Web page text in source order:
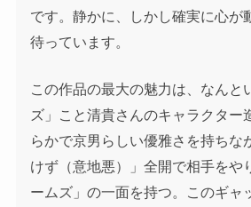
です。静かに、しかし確実に心が
待っています。
この作品の最大の魅力は、なんと
ズ」こと清貴さんのキャラクター
らかで京男らしい優雅さを持ちな
けず（意地悪）」全開で相手をや
ームズ」の一面を持つ。このギャ